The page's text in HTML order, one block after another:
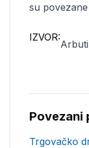
su
IZVOR:
Povezani
Trgovačko